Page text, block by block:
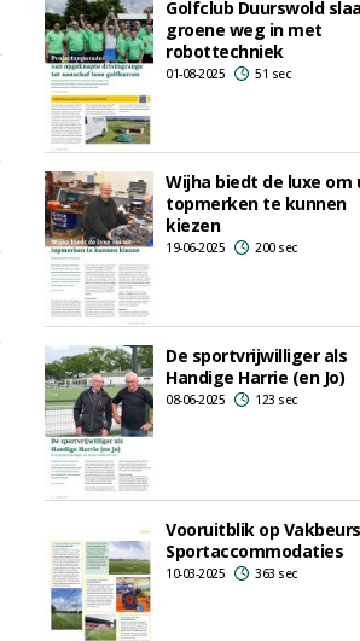
Golfclub Duurswold
groene weg in met
robottechniek
01-08-2025 51 sec
Wijha biedt de luxe om
topmerken te kunnen
kiezen
19-06-2025 200 sec
De sportvrijwilliger als
Handige Harrie (en Jo)
08-06-2025 123 sec
Vooruitblik op Vakbeurs
Sportaccommodaties
10-03-2025 363 sec